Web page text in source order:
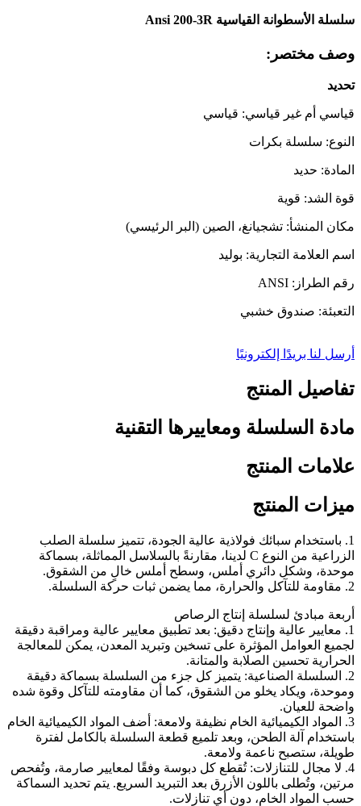
سلسلة الأسطوانة القياسية Ansi 200-3R
وصف مختصر:
تحديد
قياسي أم غير قياسي: قياسي
النوع: سلسلة بكرات
المادة: حديد
قوة الشد: قوية
مكان المنشأ: تشجيانغ، الصين (البر الرئيسي)
اسم العلامة التجارية: بوليد
رقم الطراز: ANSI
التعبئة: صندوق خشبي
أرسل لنا بريدًا إلكترونيًا
تفاصيل المنتج
مادة السلسلة ومعاييرها التقنية
علامات المنتج
ميزات المنتج
1. باستخدام سبائك فولاذية عالية الجودة، تتميز سلسلة الصلب
الزراعية من النوع C لدينا، مقارنةً بالسلاسل المماثلة، بسماكة
موحدة، وشكل دائري أملس، وسطح أملس خالٍ من الشقوق.
2. مقاومة للتآكل والحرارة، مما يضمن ثبات حركة السلسلة.
أربعة مبادئ لسلسلة إنتاج الرصاص
1. معايير عالية وإنتاج دقيق: بعد تطبيق معايير عالية ومراقبة دقيقة
لجميع العوامل المؤثرة على تسخين وتبريد المعدن، يمكن للمعالجة
الحرارية تحسين الصلابة والمتانة.
2. السلسلة الصناعية: يتميز كل جزء من السلسلة بسماكة دقيقة
وموحدة، ويكاد يخلو من الشقوق، كما أن مقاومته للتآكل وقوة شده
واضحة للعيان.
3. المواد الكيميائية الخام نظيفة ولامعة: أضف المواد الكيميائية الخام
باستخدام آلة الطحن، وبعد تلميع قطعة السلسلة بالكامل لفترة
طويلة، ستصبح ناعمة ولامعة.
4. لا مجال للتنازلات: تُقطع كل دبوسة وفقًا لمعايير صارمة، وتُفحص
مرتين، وتُطلى باللون الأزرق بعد التبريد السريع. يتم تحديد السماكة
حسب المواد الخام، دون أي تنازلات.